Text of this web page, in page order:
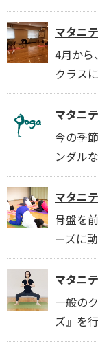
マタニ
4月から
クラス
マタニ
今の季
ンダル
マタニ
骨盤を
ーズに
マタニ
一般の
ズ』を